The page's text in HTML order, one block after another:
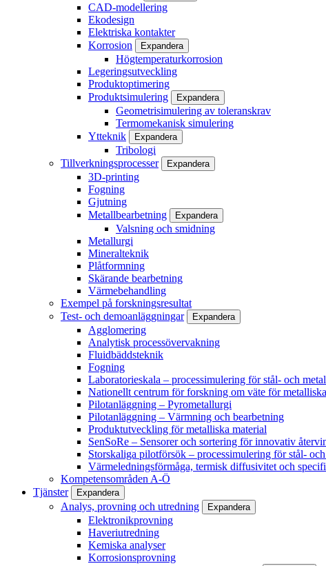
CAD-modellering
Ekodesign
Elektriska kontakter
Korrosion
Expandera
Högtemperaturkorrosion
Legeringsutveckling
Produktoptimering
Produktsimulering
Expandera
Geometrisimulering av toleranskrav
Termomekanisk simulering
Ytteknik
Expandera
Tribologi
Tillverkningsprocesser
Expandera
3D-printing
Fogning
Gjutning
Metallbearbetning
Expandera
Valsning och smidning
Metallurgi
Mineralteknik
Plåtformning
Skärande bearbetning
Värmebehandling
Exempel på forskningsresultat
Test- och demoanläggningar
Expandera
Agglomering
Analytisk processövervakning
Fluidbäddsteknik
Fogning
Laboratorieskala – processimulering för stål- och
Nationellt centrum för forskning om väte för
Pilotanläggning – Pyrometallurgi
Pilotanläggning – Värmning och bearbetning
Produktutveckling för metalliska material
SenSoRe – Sensorer och sortering för innovativ
Storskaliga pilotförsök – processimulering för stål-
Värmeledningsförmåga, termisk diffusivitet och
Kompetensområden A-Ö
Tjänster
Expandera
Analys, provning och utredning Expandera
Elektronikprovning
Haveriutredning
Kemiska analyser
Korrosionsprovning